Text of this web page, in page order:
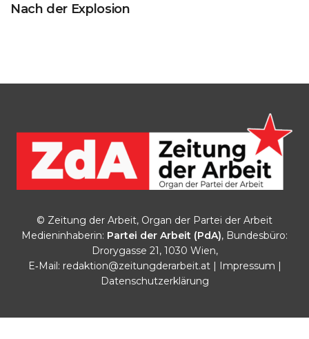
Nach der Explosion
© Zeitung der Arbeit, Organ der Partei der Arbeit
Medieninhaberin: Partei der Arbeit (PdA), Bundesbüro:
Drorygasse 21, 1030 Wien,
E‑Mail: redaktion@zeitungderarbeit.at| Impressum |
Datenschutzerklärung